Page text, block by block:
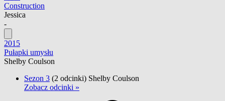
Construction
Jessica
-
2015
Pułapki umysłu
Shelby Coulson
Sezon 3 (2 odcinki) Shelby Coulson
Zobacz odcinki »